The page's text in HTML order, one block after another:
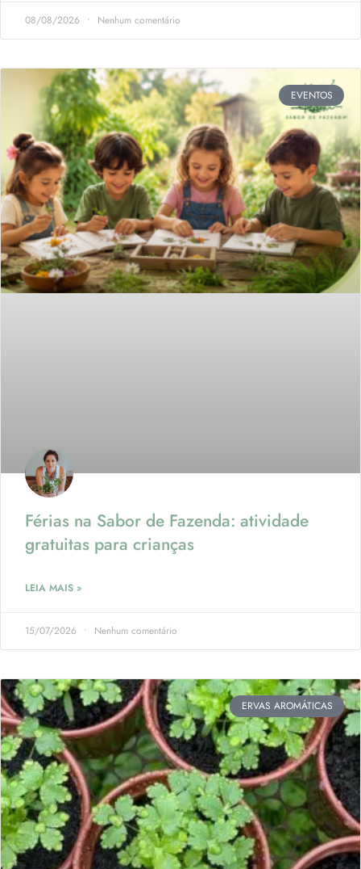
08/08/2026 Nenhum comentário
EVENTOS
Férias na Sabor de Fazenda: atividade
gratuitas para crianças
LEIA MAIS »
15/07/2026 Nenhum comentário
ERVAS AROMÁTICAS